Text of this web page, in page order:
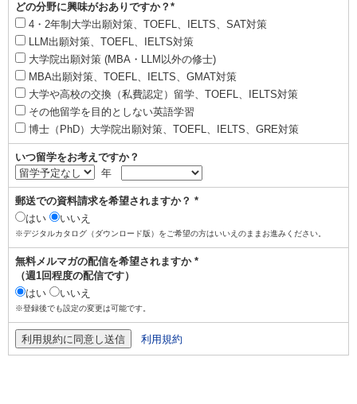
どの分野に興味がおありですか？*
4・2年制大学出願対策、TOEFL、IELTS、SAT対策
LLM出願対策、TOEFL、IELTS対策
大学院出願対策 (MBA・LLM以外の修士)
MBA出願対策、TOEFL、IELTS、GMAT対策
大学や高校の交換（私費認定）留学、TOEFL、IELTS対策
その他留学を目的としない英語学習
博士（PhD）大学院出願対策、TOEFL、IELTS、GRE対策
いつ留学をお考えですか？
年
郵送での資料請求を希望されますか？ *
はい
いいえ
※デジタルカタログ（ダウンロード版）をご希望の方はいいえのままお進みください。
無料メルマガの配信を希望されますか *
（週1回程度の配信です）
はい
いいえ
※登録後でも設定の変更は可能です。
利用規約